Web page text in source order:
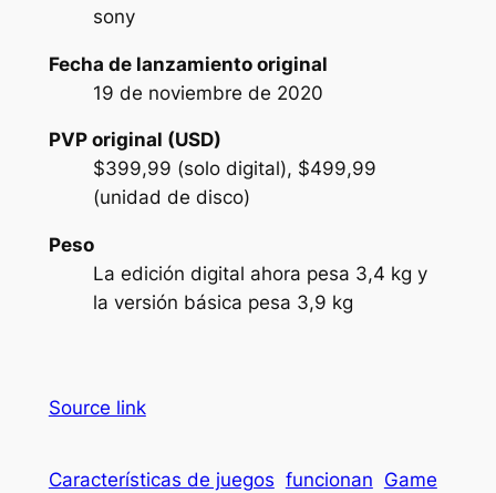
sony
Fecha de lanzamiento original
19 de noviembre de 2020
PVP original (USD)
$399,99 (solo digital), $499,99
(unidad de disco)
Peso
La edición digital ahora pesa 3,4 kg y
la versión básica pesa 3,9 kg
Source link
Características de juegos funcionan Game